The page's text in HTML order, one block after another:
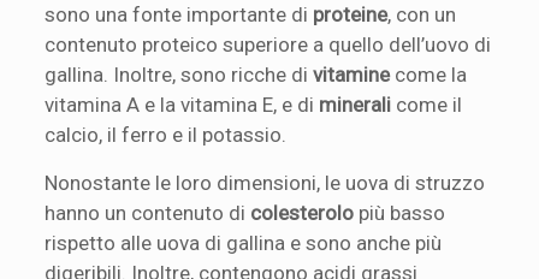
sono una fonte importante di proteine, con un
contenuto proteico superiore a quello dell’uovo di
gallina. Inoltre, sono ricche divitaminecome la
vitamina A e la vitamina E, e di minerali come il
calcio, il ferro e il potassio.
Nonostante le loro dimensioni, le uova di struzzo
hanno un contenuto di colesterolo più basso
rispetto alle uova di gallina e sono anche più
digeribili. Inoltre, contengono acidi grassi